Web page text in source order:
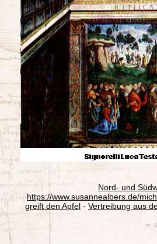
Nord- und
https://www.susannealbers.de/
greift den Apfel - Vertreibung aus